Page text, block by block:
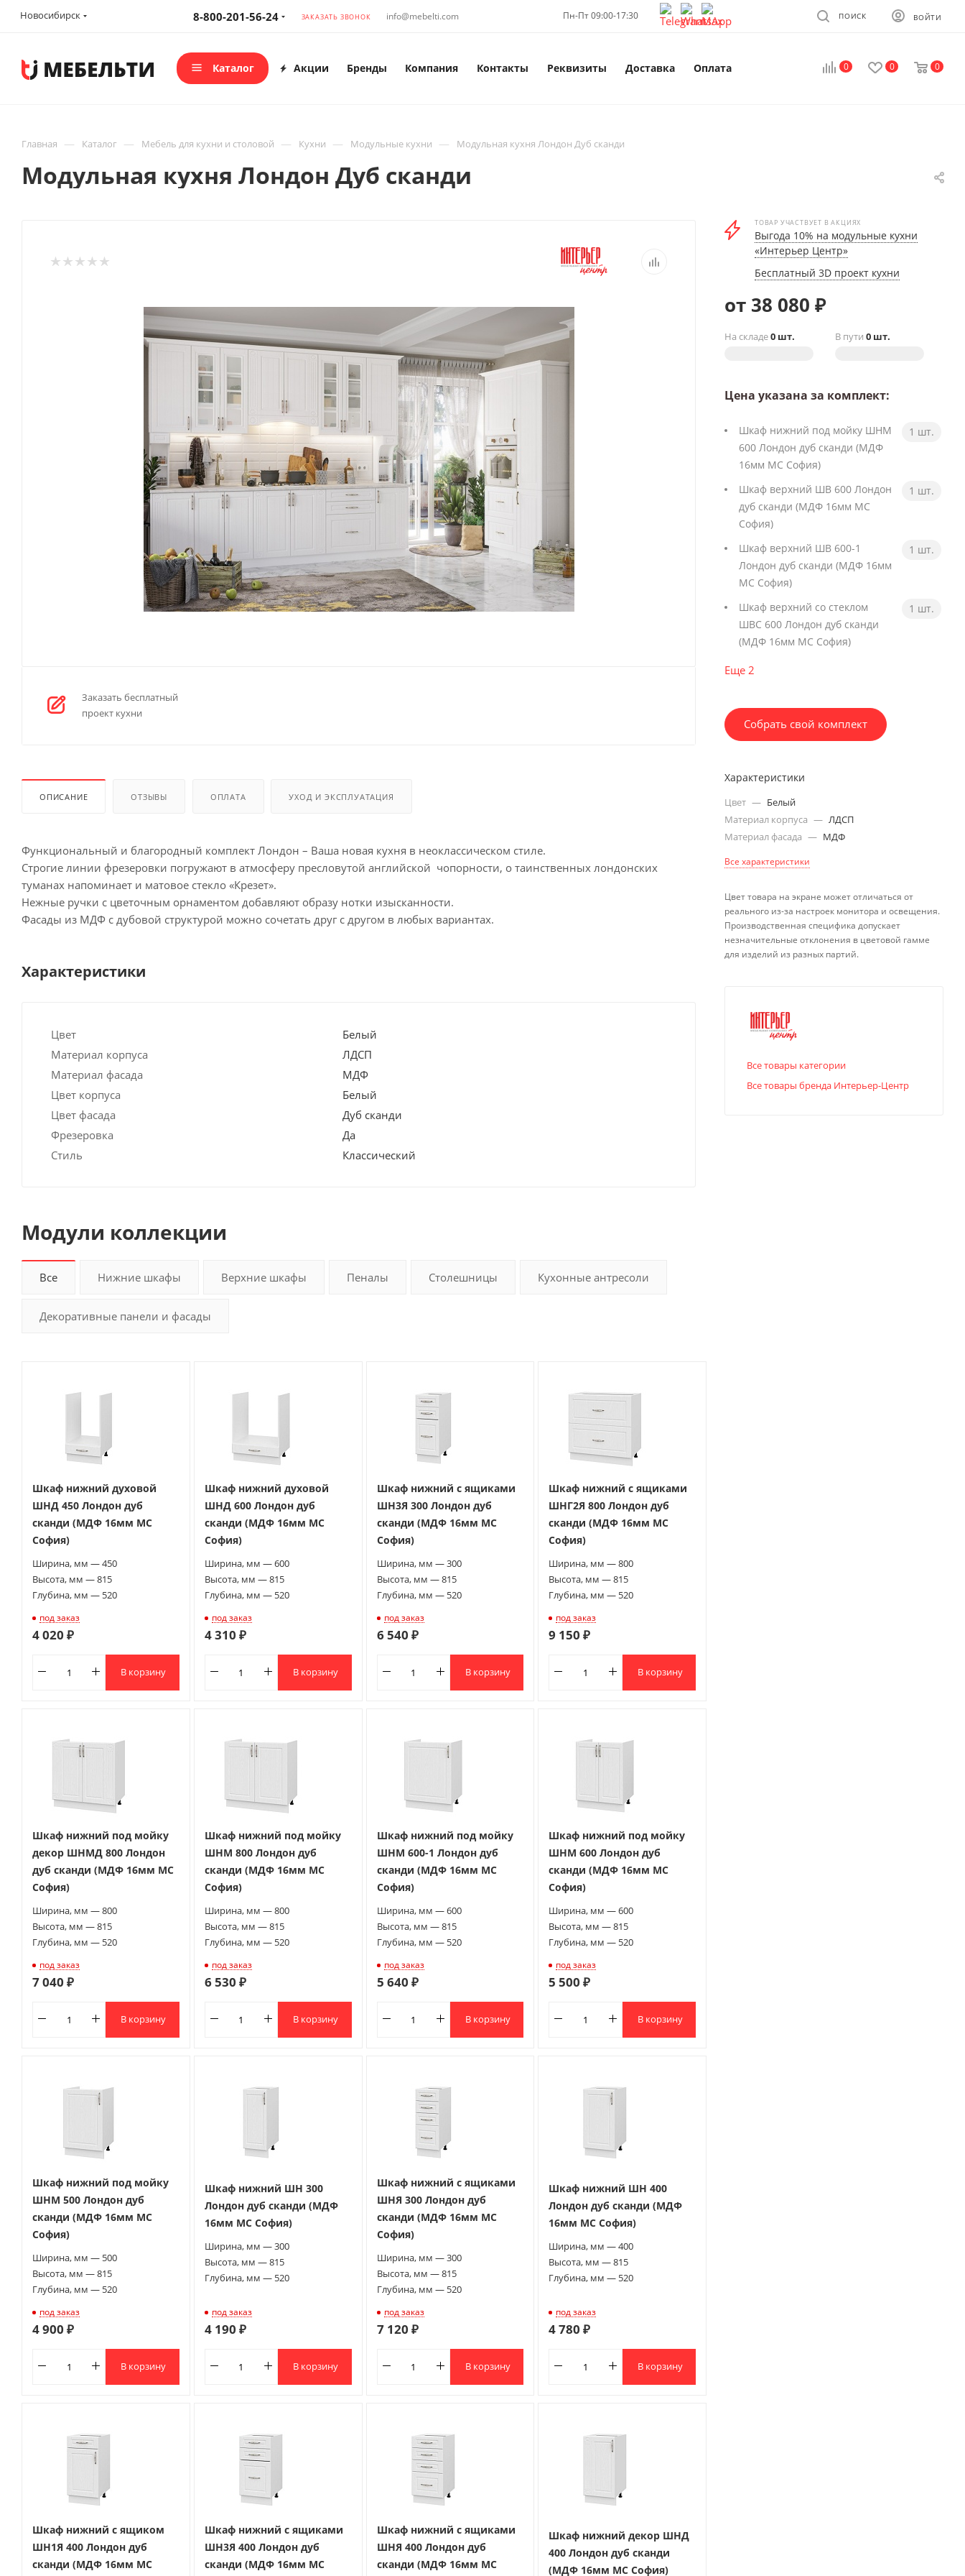
Новосибирск 8-800-201-56-24 ЗАКАЗАТЬ ЗВОНОК info@mebelti.com Пн-Пт 09:00-17:30 ВОЙТИ
ПОИСК
0 0 0
Каталог Акции Бренды Компания Контакты Реквизиты Доставка Оплата
Главная — Каталог — Мебель для кухни и столовой — Кухни — Модульные кухни — Модульная кухня Лондон Дуб сканди
Модульная кухня Лондон Дуб сканди
Заказать бесплатный
проект кухни
ОПИСАНИЕ ОТЗЫВЫ ОПЛАТА УХОД И ЭКСПЛУАТАЦИЯ
Функциональный и благородный комплект Лондон – Ваша новая кухня в неоклассическом стиле.
Строгие линии фрезеровки погружают в атмосферу пресловутой английской чопорности, о таинственных лондонских
туманах напоминает и матовое стекло «Крезет».
Нежные ручки с цветочным орнаментом добавляют образу нотки изысканности.
Фасады из МДФ с дубовой структурой можно сочетать друг с другом в любых вариантах.
Характеристики
Цвет
Белый
Материал корпуса
ЛДСП
Материал фасада
МДФ
Цвет корпуса
Белый
Цвет фасада
Дуб сканди
Фрезеровка
Да
Стиль
Классический
Модули коллекции
Все Нижние шкафы Верхние шкафы Пеналы Столешницы Кухонные антресоли
Декоративные панели и фасады
Шкаф нижний духовой
ШНД 450 Лондон дуб
сканди (МДФ 16мм МС
София)
Ширина, мм — 450
Высота, мм — 815
Глубина, мм — 520
под заказ
4 020 ₽
В корзину
Шкаф нижний духовой
ШНД 600 Лондон дуб
сканди (МДФ 16мм МС
София)
Ширина, мм — 600
Высота, мм — 815
Глубина, мм — 520
под заказ
4 310 ₽
В корзину
Шкаф нижний с ящиками
ШН3Я 300 Лондон дуб
сканди (МДФ 16мм МС
София)
Ширина, мм — 300
Высота, мм — 815
Глубина, мм — 520
под заказ
6 540 ₽
В корзину
Шкаф нижний с ящиками
ШНГ2Я 800 Лондон дуб
сканди (МДФ 16мм МС
София)
Ширина, мм — 800
Высота, мм — 815
Глубина, мм — 520
под заказ
9 150 ₽
В корзину
Шкаф нижний под мойку
декор ШНМД 800 Лондон
дуб сканди (МДФ 16мм МС
София)
Ширина, мм — 800
Высота, мм — 815
Глубина, мм — 520
под заказ
7 040 ₽
В корзину
Шкаф нижний под мойку
ШНМ 800 Лондон дуб
сканди (МДФ 16мм МС
София)
Ширина, мм — 800
Высота, мм — 815
Глубина, мм — 520
под заказ
6 530 ₽
В корзину
Шкаф нижний под мойку
ШНМ 600-1 Лондон дуб
сканди (МДФ 16мм МС
София)
Ширина, мм — 600
Высота, мм — 815
Глубина, мм — 520
под заказ
5 640 ₽
В корзину
Шкаф нижний под мойку
ШНМ 600 Лондон дуб
сканди (МДФ 16мм МС
София)
Ширина, мм — 600
Высота, мм — 815
Глубина, мм — 520
под заказ
5 500 ₽
В корзину
Шкаф нижний под мойку
ШНМ 500 Лондон дуб
сканди (МДФ 16мм МС
София)
Ширина, мм — 500
Высота, мм — 815
Глубина, мм — 520
под заказ
4 900 ₽
В корзину
Шкаф нижний ШН 300
Лондон дуб сканди (МДФ
16мм МС София)
Ширина, мм — 300
Высота, мм — 815
Глубина, мм — 520
под заказ
4 190 ₽
В корзину
Шкаф нижний с ящиками
ШНЯ 300 Лондон дуб
сканди (МДФ 16мм МС
София)
Ширина, мм — 300
Высота, мм — 815
Глубина, мм — 520
под заказ
7 120 ₽
В корзину
Шкаф нижний ШН 400
Лондон дуб сканди (МДФ
16мм МС София)
Ширина, мм — 400
Высота, мм — 815
Глубина, мм — 520
под заказ
4 780 ₽
В корзину
Шкаф нижний с ящиком
ШН1Я 400 Лондон дуб
сканди (МДФ 16мм МС
Шкаф нижний с ящиками
ШН3Я 400 Лондон дуб
сканди (МДФ 16мм МС
Шкаф нижний с ящиками
ШНЯ 400 Лондон дуб
сканди (МДФ 16мм МС
Шкаф нижний декор ШНД
400 Лондон дуб сканди
(МДФ 16мм МС София)
ТОВАР УЧАСТВУЕТ В АКЦИЯХ
Выгода 10% на модульные кухни
«Интерьер Центр»
Бесплатный 3D проект кухни
от 38 080 ₽
На складе0 шт. В пути 0 шт.
Цена указана за комплект:
Шкаф нижний под мойку ШНМ
600 Лондон дуб сканди (МДФ
16мм МС София)
1 шт.
Шкаф верхний ШВ 600 Лондон
дуб сканди (МДФ 16мм МС
София)
1 шт.
Шкаф верхний ШВ 600-1
Лондон дуб сканди (МДФ 16мм
МС София)
1 шт.
Шкаф верхний со стеклом
ШВС 600 Лондон дуб сканди
(МДФ 16мм МС София)
1 шт.
Еще 2
Собрать свой комплект
Характеристики
Цвет — Белый
Материал корпуса — ЛДСП
Материал фасада — МДФ
Все характеристики
Цвет товара на экране может отличаться от
реального из-за настроек монитора и освещения.
Производственная специфика допускает
незначительные отклонения в цветовой гамме
для изделий из разных партий.
Все товары категории
Все товары бренда Интерьер-Центр